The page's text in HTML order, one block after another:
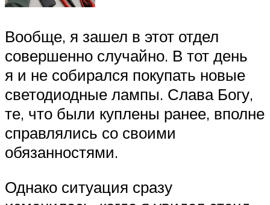
Вообще, я зашел в этот отдел
совершенно случайно. В тот день
я и не собирался покупать новые
светодиодные лампы. Слава Богу,
те, что были куплены ранее, вполне
справлялись со своими
обязанностями.
Однако ситуация сразу